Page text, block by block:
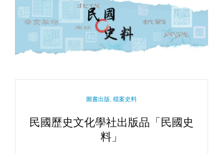
品
「民
日
記」
CATEGORIES
圖書出版 檔案史料
民國歷史文化學社出版品「民國史
料」